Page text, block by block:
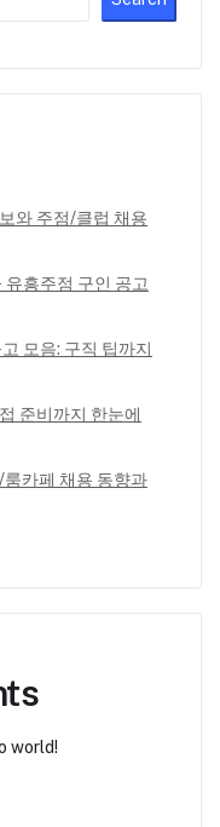
와 주점/클럽 채용
유흥주점 구인 공고
모음: 구직 팁까지
준비까지 한눈에
룸카페 채용 동향과
world!